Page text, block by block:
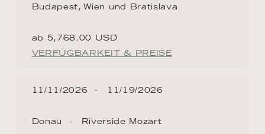
Budapest, Wien und Bratislava
ab 5,768.00 USD
VERFÜGBARKEIT & PREISE
11/11/2026 11/19/2026
Donau Riverside Mozart